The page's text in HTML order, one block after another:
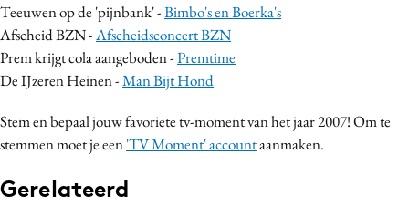
Reputatie & crisis
Teeuwen op de 'pijnbank' -Bimbo's en Boerka's
Afscheid BZN -Afscheidsconcert BZN
Prem krijgt cola aangeboden -Premtime
De IJzeren Heinen -Man Bijt Hond
Stem en bepaal jouw favoriete tv-moment van het jaar 2007! Om te
stemmen moet je een'TV Moment' accountaanmaken.
Gerelateerd